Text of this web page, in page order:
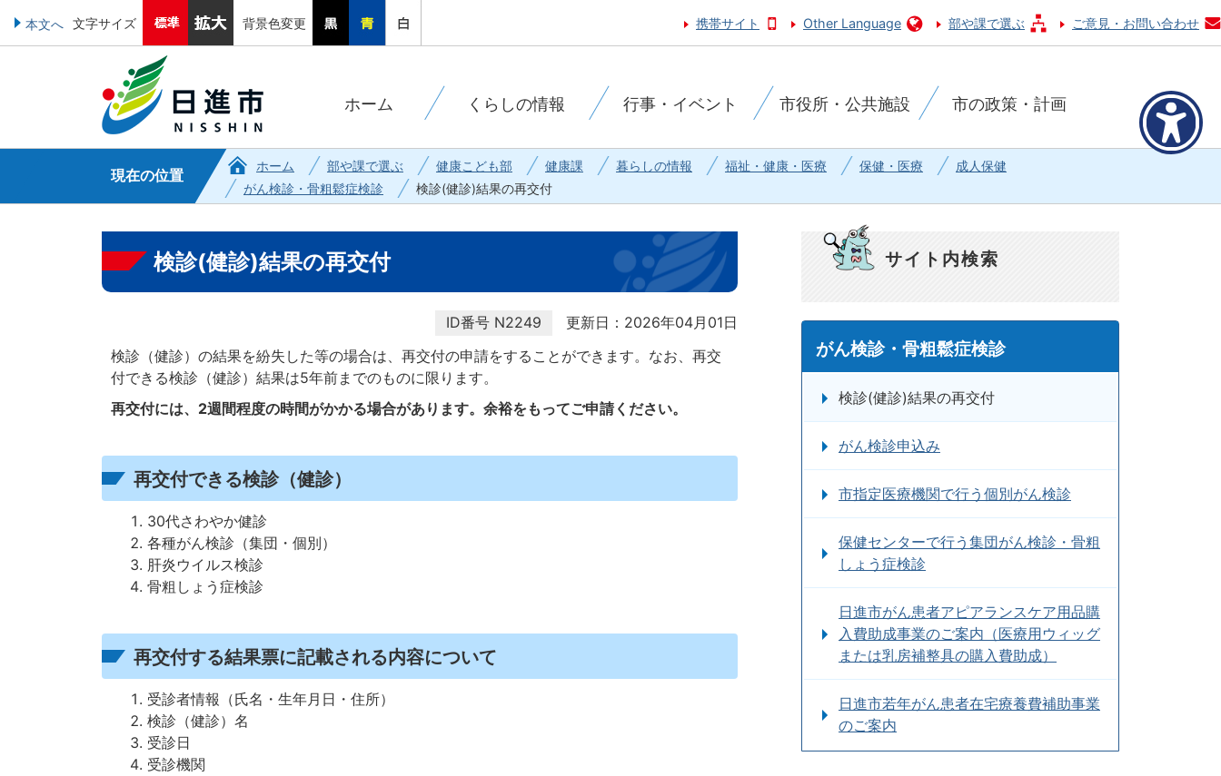
本文へ 文字サイズ 背景色変更 携帯サイト Other Language 部や課で選ぶ ご意見・お問い合わせ
ホーム くらしの情報 行事・イベント 市役所・公共施設 市の政策・計画
現在の位置
ホーム 部や課で選ぶ 健康こども部 健康課 暮らしの情報 福祉・健康・医療 保健・医療
成人保健
がん検診・骨粗鬆症検診
検診(健診)結果の再交付
検診(健診)結果の再交付
ID番号 N2249
更新日：2026年04月01日
検診（健診）の結果を紛失した等の場合は、再交付の申請をすることができます。なお、再交
付できる検診（健診）結果は5年前までのものに限ります。
再交付には、2週間程度の時間がかかる場合があります。余裕をもってご申請ください。
再交付できる検診（健診）
30代さわやか健診
各種がん検診（集団・個別）
肝炎ウイルス検診
骨粗しょう症検診
再交付する結果票に記載される内容について
受診者情報（氏名・生年月日・住所）
検診（健診）名
受診日
受診機関
サイト内検索
がん検診・骨粗鬆症検診
検診(健診)結果の再交付
がん検診申込み
市指定医療機関で行う個別がん検診
保健センターで行う集団がん検診・骨粗
しょう症検診
日進市がん患者アピアランスケア用品購
入費助成事業のご案内（医療用ウィッグ
または乳房補整具の購入費助成）
日進市若年がん患者在宅療養費補助事業
のご案内